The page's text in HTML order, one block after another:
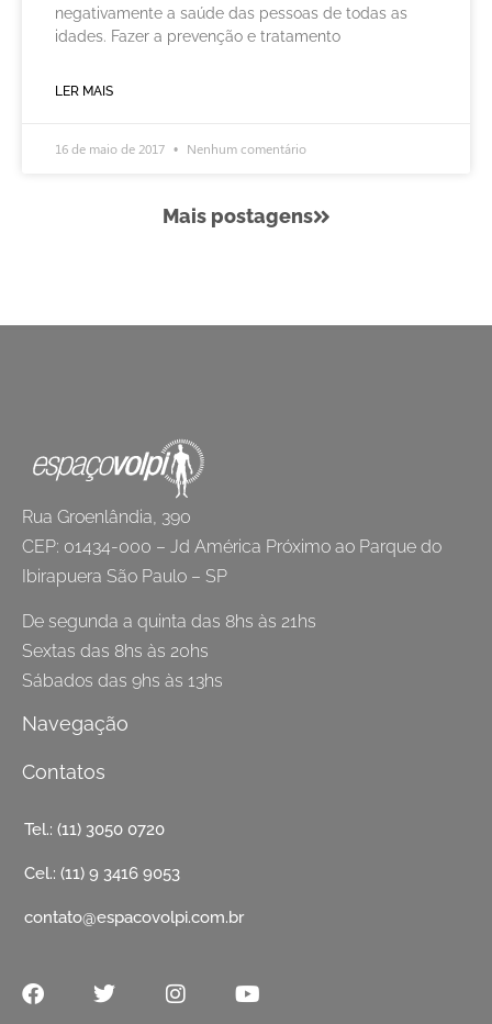
negativamente a saúde das pessoas de todas as
idades. Fazer a prevenção e tratamento
LER MAIS
16 de maio de 2017 Nenhum comentário
Mais postagens
Rua Groenlândia, 390
CEP: 01434-000 – Jd América Próximo ao Parque do
Ibirapuera São Paulo – SP
De segunda a quinta das 8hs às 21hs
Sextas das 8hs às 20hs
Sábados das 9hs às 13hs
Navegação
Contatos
Tel.: (11) 3050 0720
Cel.: (11) 9 3416 9053
contato@espacovolpi.com.br